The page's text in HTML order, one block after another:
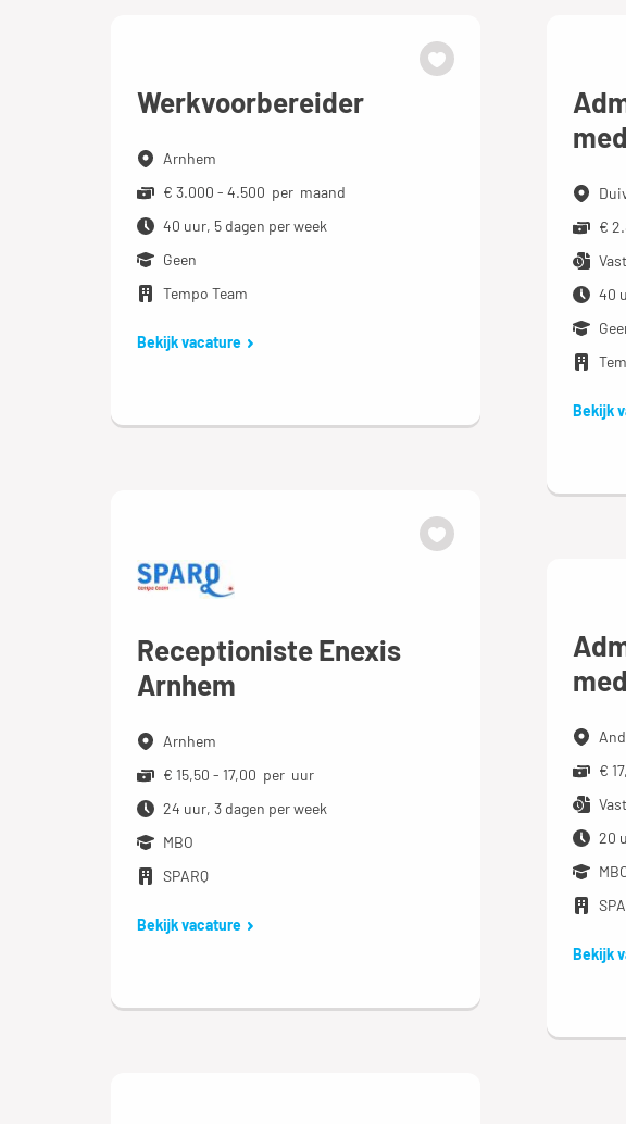
Werkvoorbereider
Arnhem
€ 3.000 - 4.500 per maand
40 uur, 5 dagen per week
Geen
Tempo Team
Bekijk vacature
€
40
Bekijk
Receptioniste Enexis
Arnhem
Arnhem
€ 15,50 - 17,00 per uur
24 uur, 3 dagen per week
MBO
SPARQ
Bekijk vacature
€
20
Bekijk